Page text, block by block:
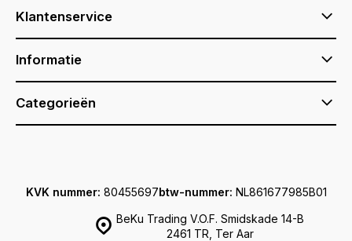
Klantenservice
Informatie
Categorieën
BeKu Trading V.O.F. Smidskade 14-B
2461 TR, Ter Aar
KVK nummer: 80455697btw-nummer: NL861677985B01